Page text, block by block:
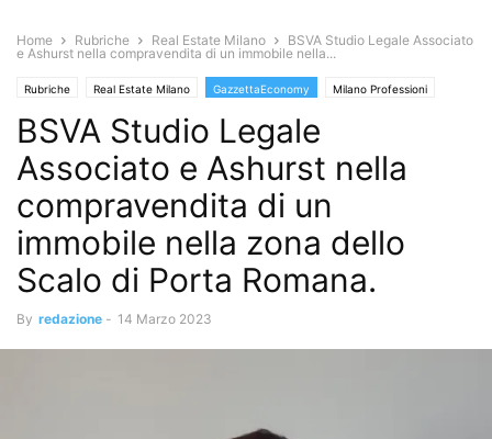
Home Rubriche Real Estate Milano
BSVA Studio Legale Associato
e Ashurst nella compravendita di un immobile nella...
Rubriche Real Estate Milano GazzettaEconomy Milano Professioni
BSVA Studio Legale
Associato e Ashurst nella
compravendita di un
immobile nella zona dello
Scalo di Porta Romana.
By redazione - 14 Marzo 2023